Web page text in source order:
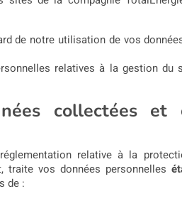
de notre utilisation de vos
relatives à la gestion du
collectées et
relative à la
traite vos données personnelles
de :